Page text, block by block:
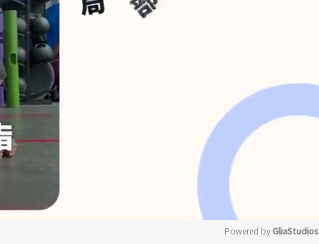
Powered by GliaStudios